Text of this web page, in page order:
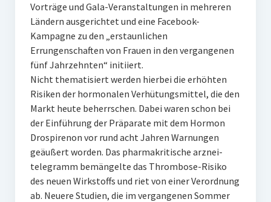
Vorträge und Gala-Veranstaltungen in mehreren
Ländern ausgerichtet und eine Facebook-
Kampagne zu den „erstaunlichen
Errungenschaften von Frauen in den vergangenen
fünf Jahrzehnten“ initiiert.
Nicht thematisiert werden hierbei die erhöhten
Risiken der hormonalen Verhütungsmittel, die den
Markt heute beherrschen. Dabei waren schon bei
der Einführung der Präparate mit dem Hormon
Drospirenon vor rund acht Jahren Warnungen
geäußert worden. Das pharmakritische arznei-
telegramm bemängelte das Thrombose-Risiko
des neuen Wirkstoffs und riet von einer Verordnung
ab. Neuere Studien, die im vergangenen Sommer